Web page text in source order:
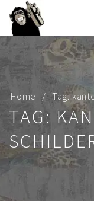
Home Tag:
TAG: